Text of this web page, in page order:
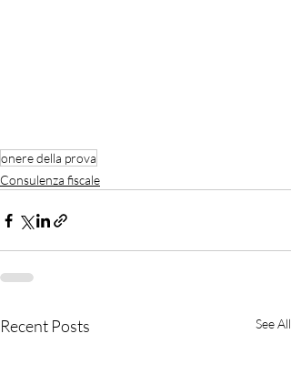
onere della prova
Consulenza fiscale
Recent Posts See All